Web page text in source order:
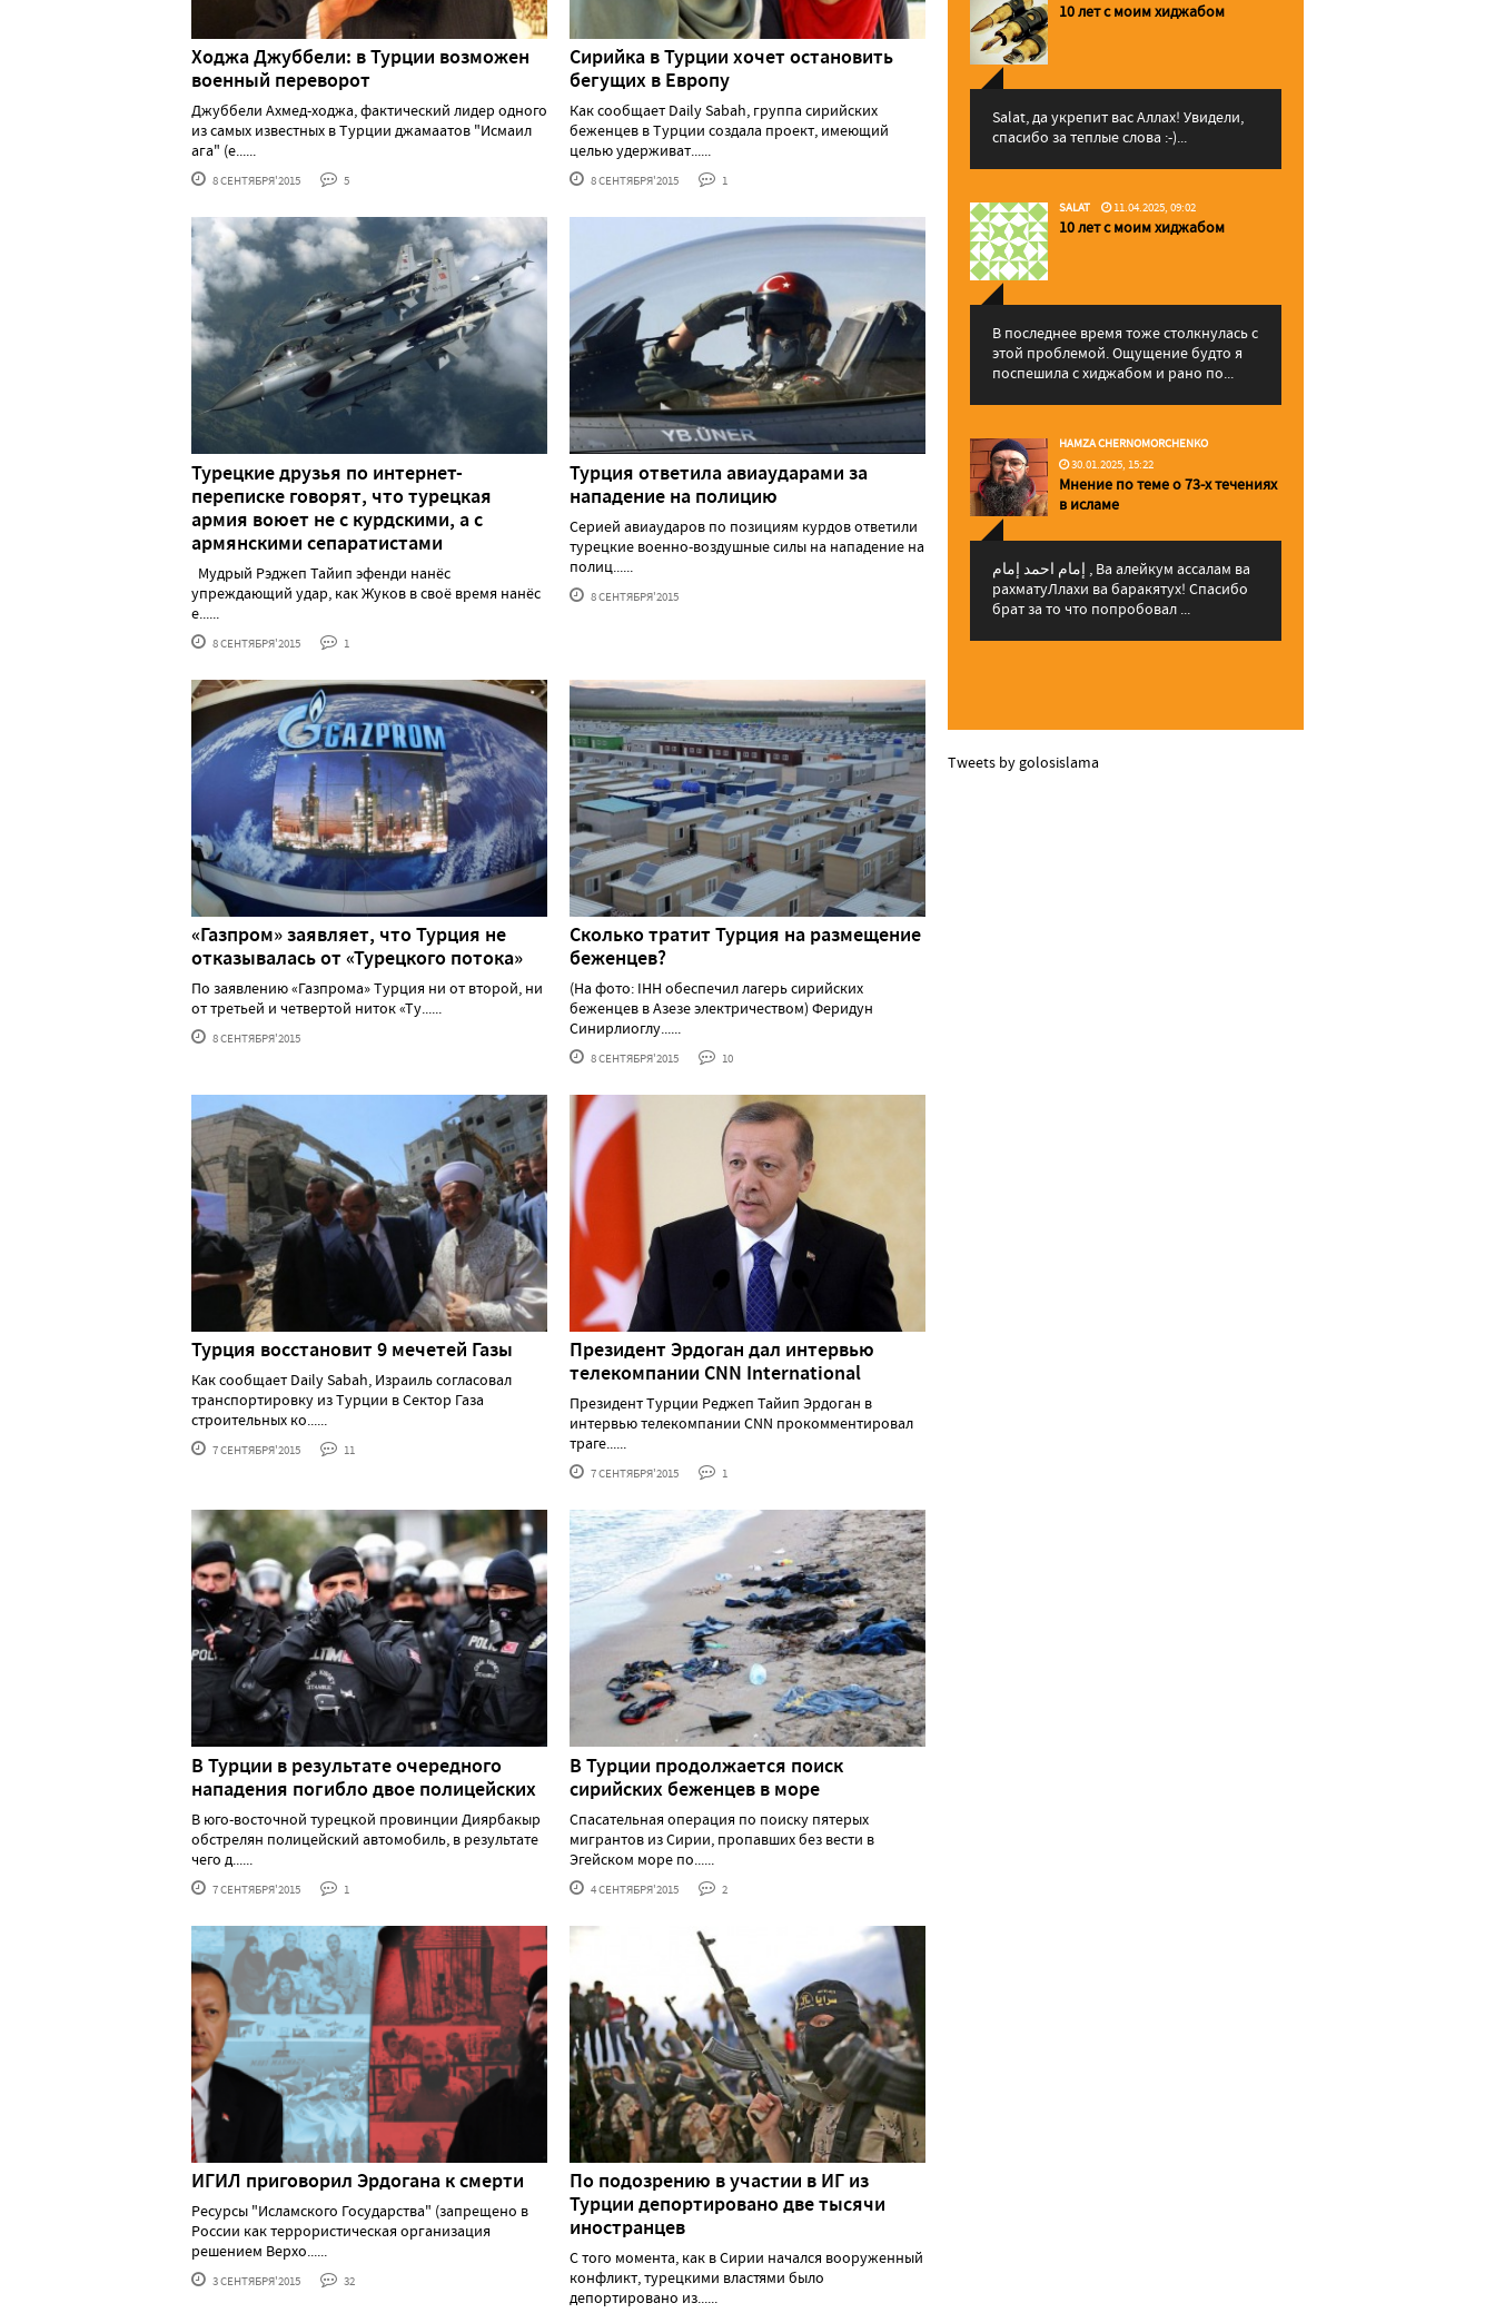
Ходжа Джуббели: в Турции возможен
военный переворот
Джуббели Ахмед-ходжа, фактический лидер одного
из самых известных в Турции джамаатов "Исмаил
ага" (е......
8 СЕНТЯБРЯ'2015 5
Сирийка в Турции хочет остановить
бегущих в Европу
Как сообщает Daily Sabah, группа сирийских
беженцев в Турции создала проект, имеющий
целью удерживат......
8 СЕНТЯБРЯ'2015 1
Турецкие друзья по интернет-
переписке говорят, что турецкая
армия воюет не с курдскими, а с
армянскими сепаратистами
Мудрый Рэджеп Тайип эфенди нанёс
упреждающий удар, как Жуков в своё время нанёс
е......
8 СЕНТЯБРЯ'2015 1
Турция ответила авиаударами за
нападение на полицию
Серией авиаударов по позициям курдов ответили
турецкие военно-воздушные силы на нападение на
полиц......
8 СЕНТЯБРЯ'2015
«Газпром» заявляет, что Турция не
отказывалась от «Турецкого потока»
По заявлению «Газпрома» Турция ни от второй, ни
от третьей и четвертой ниток «Ту......
8 СЕНТЯБРЯ'2015
Сколько тратит Турция на размещение
беженцев?
(На фото: IHH обеспечил лагерь сирийских
беженцев в Азезе электричеством) Феридун
Синирлиоглу......
8 СЕНТЯБРЯ'2015 10
Турция восстановит 9 мечетей Газы
Как сообщает Daily Sabah, Израиль согласовал
транспортировку из Турции в Сектор Газа
строительных ко......
7 СЕНТЯБРЯ'2015 11
Президент Эрдоган дал интервью
телекомпании CNN International
Президент Турции Реджеп Тайип Эрдоган в
интервью телекомпании CNN прокомментировал
траге......
7 СЕНТЯБРЯ'2015 1
В Турции в результате очередного
нападения погибло двое полицейских
В юго-восточной турецкой провинции Диярбакыр
обстрелян полицейский автомобиль, в результате
чего д......
7 СЕНТЯБРЯ'2015 1
В Турции продолжается поиск
сирийских беженцев в море
Спасательная операция по поиску пятерых
мигрантов из Сирии, пропавших без вести в
Эгейском море по......
4 СЕНТЯБРЯ'2015 2
ИГИЛ приговорил Эрдогана к смерти
Ресурсы "Исламского Государства" (запрещено в
России как террористическая организация
решением Верхо......
3 СЕНТЯБРЯ'2015 32
По подозрению в участии в ИГ из
Турции депортировано две тысячи
иностранцев
С того момента, как в Сирии начался вооруженный
конфликт, турецкими властями было
депортировано из......
10 лет с моим хиджабом
Salat, да укрепит вас Аллаx! Увидели,
спасибо за теплые слова :-)...
SALAT 11.04.2025, 09:02
10 лет с моим хиджабом
В последнее время тоже столкнулась с
этой проблемой. Ощущение будто я
поспешила с хиджабом и рано по...
HAMZA CHERNOMORCHENKO
30.01.2025, 15:22
Мнение по теме о 73-х течениях
в исламе
إمام احمد إمام , Ва алейкум ассалам ва
рахматуЛлахи ва баракятух! Спасибо
брат за то что попробовал ...
Tweets by golosislama